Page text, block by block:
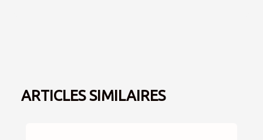
ARTICLES SIMILAIRES